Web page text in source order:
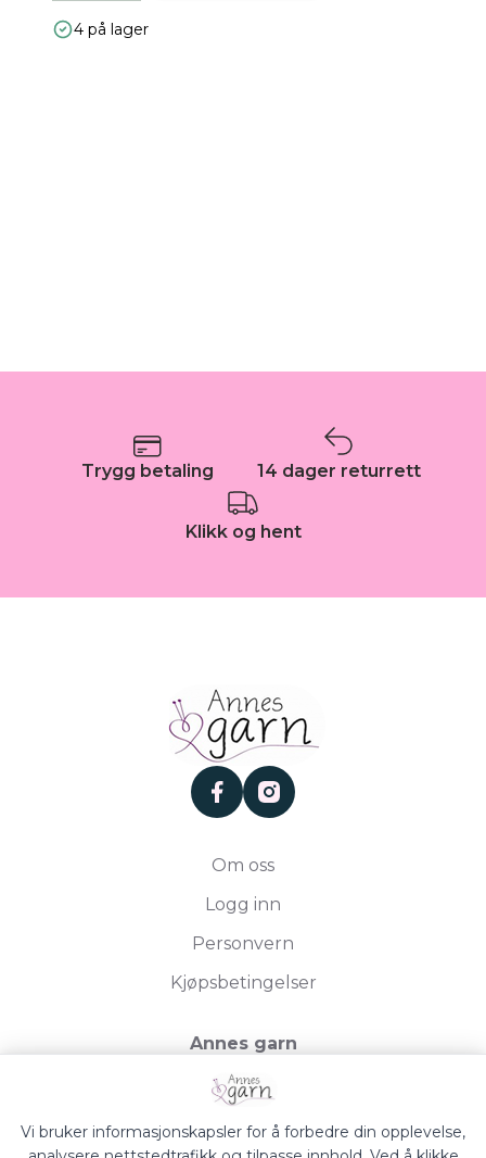
4 på lager
Trygg betaling 14 dager returrett
Klikk og hent
facebookinstagram
Om oss
Logg inn
Personvern
Kjøpsbetingelser
Annes garn
Storgata 19, 2750 Gran
Org.nr. 994050613
Vi bruker informasjonskapsler for å forbedre din opplevelse,